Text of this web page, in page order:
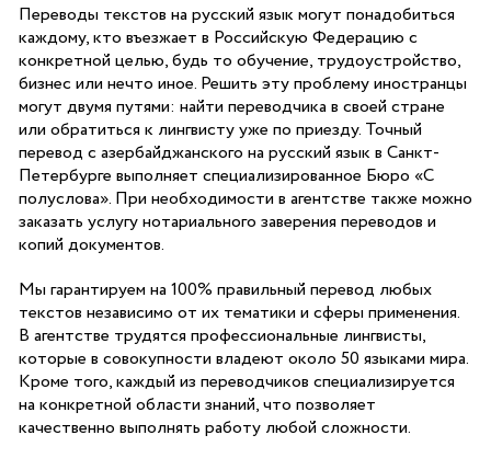
Переводы текстов на русский язык могут понадобиться
каждому, кто въезжает в Российскую Федерацию с
конкретной целью, будь то обучение, трудоустройство,
бизнес или нечто иное. Решить эту проблему иностранцы
могут двумя путями: найти переводчика в своей стране
или обратиться к лингвисту уже по приезду. Точный
перевод с азербайджанского на русский язык в Санкт-
Петербурге выполняет специализированное Бюро «С
полуслова». При необходимости в агентстве также можно
заказать услугу нотариального заверения переводов и
копий документов.
Мы гарантируем на 100% правильный перевод любых
текстов независимо от их тематики и сферы применения.
В агентстве трудятся профессиональные лингвисты,
которые в совокупности владеют около 50 языками мира.
Кроме того, каждый из переводчиков специализируется
на конкретной области знаний, что позволяет
качественно выполнять работу любой сложности.